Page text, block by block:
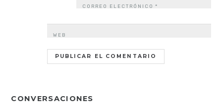
CORREO ELECTRÓNICO*
WEB
CONVERSACIONES